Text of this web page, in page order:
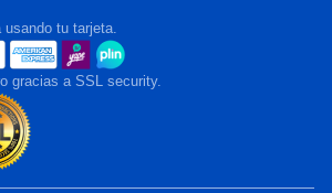
tu tarjeta.
gracias a SSL security.